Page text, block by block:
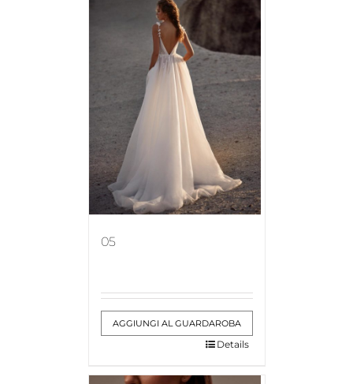
05
AGGIUNGI AL GUARDAROBA
Details